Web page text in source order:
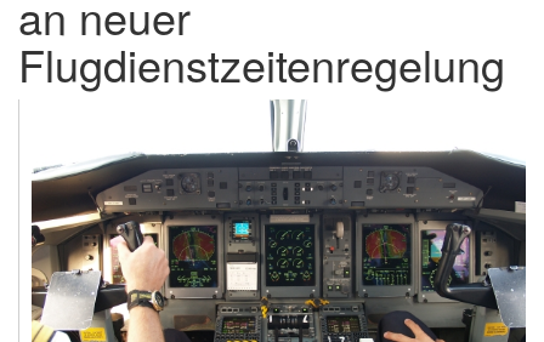
an neuer
Flugdienstzeitenregelung